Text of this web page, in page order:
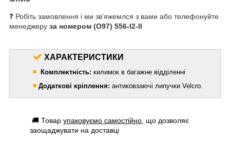
❓ Робіть замовлення і ми зв'яжемлся з вами або телефонуйте
менеджеру за номером (О97) 556-I2-II
ХАРАКТЕРИСТИКИ
◾ Комплектність: килимок в багажне відділенні
◾ Додаткові кріплення: антиковзаючі липучки Velcro.
🚚 Товар упаковуємо самостійно , що дозволяє
заощаджувати на доставці